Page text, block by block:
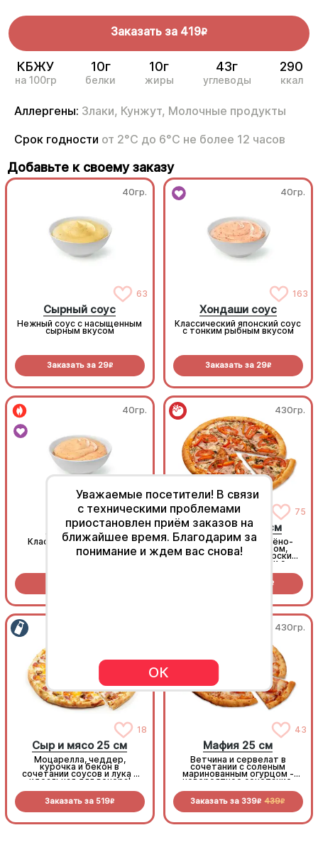
Заказать за 419R
КБЖУ
на 100гр
10г
белки
10г
жиры
43г
углеводы
290
ккал
Аллергены: Злаки, Кунжут, Молочные продукты
Срок годности от 2°С до 6°С не более 12 часов
Добавьте к своему заказу
40гр.
63
Сырный соус
Нежный соус с насыщенным
сырным вкусом
Заказать за 29R
40гр.
163
Хондаши соус
Классический японский соус
с тонким рыбным вкусом
Заказать за 29R
40гр.
155
Спайси соус
Классический японский
острый соус
430гр.
75
Домашняя 25см
Сочная пицца с копчёно-
варёным карбонадом,
шампиньонами, болгарским
перцем и томатами с
R
18
Сыр и мясо 25 см
Моцарелла, чеддер,
курочка и бекон в
сочетании соусов и лука -
идеальная для вечера!
Заказать за 519R
430гр.
43
Мафия 25 см
Ветчина и сервелат в
сочетании с соленым
маринованным огурцом -
невероятное сочетание,
попробовать!
Заказать за 339R 439R
Уважаемые посетители! В связи
с техническими проблемами
приостановлен приём заказов на
ближайшее время. Благодарим за
понимание и ждем вас снова!
ОК